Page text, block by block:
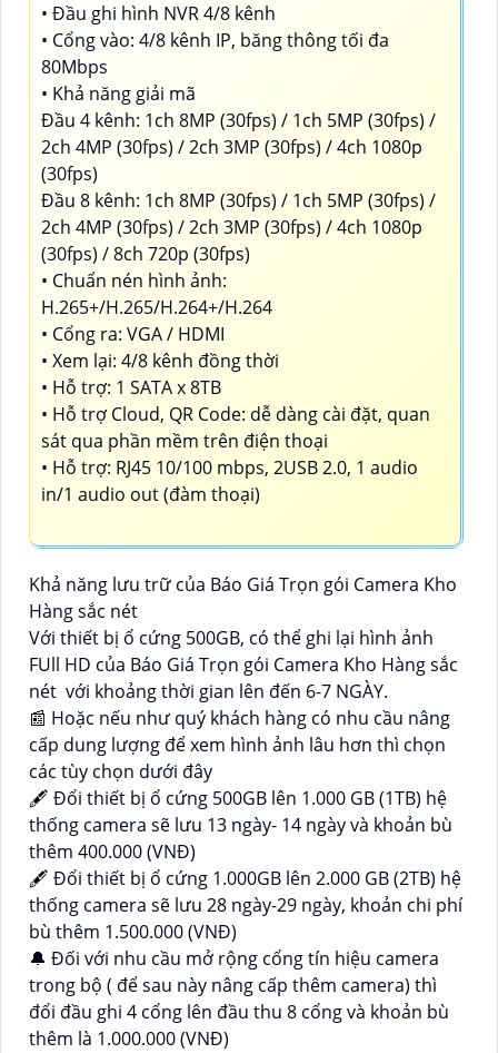
• Đầu ghi hình NVR 4/8 kênh
• Cổng vào: 4/8 kênh IP, băng thông tối đa
80Mbps
• Khả năng giải mã
Đầu 4 kênh: 1ch 8MP (30fps) / 1ch 5MP (30fps) /
2ch 4MP (30fps) / 2ch 3MP (30fps) / 4ch 1080p
(30fps)
Đầu 8 kênh: 1ch 8MP (30fps) / 1ch 5MP (30fps) /
2ch 4MP (30fps) / 2ch 3MP (30fps) / 4ch 1080p
(30fps) / 8ch 720p (30fps)
• Chuẩn nén hình ảnh:
H.265+/H.265/H.264+/H.264
• Cổng ra: VGA / HDMI
• Xem lại: 4/8 kênh đồng thời
• Hỗ trợ: 1 SATA x 8TB
• Hỗ trợ Cloud, QR Code: dễ dàng cài đặt, quan
sát qua phần mềm trên điện thoại
• Hỗ trợ: RJ45 10/100 mbps, 2USB 2.0, 1 audio
in/1 audio out (đàm thoại)
Khả năng lưu trữ của Báo Giá Trọn gói Camera Kho
Hàng sắc nét
Với thiết bị ổ cứng 500GB, có thể ghi lại hình ảnh
FUll HD của Báo Giá Trọn gói Camera Kho Hàng sắc
nét với khoảng thời gian lên đến 6-7 NGÀY.
📰 Hoặc nếu như quý khách hàng có nhu cầu nâng
cấp dung lượng để xem hình ảnh lâu hơn thì chọn
các tùy chọn dưới đây
🖋 Đổi thiết bị ổ cứng 500GB lên 1.000 GB (1TB) hệ
thống camera sẽ lưu 13 ngày- 14 ngày và khoản bù
thêm 400.000 (VNĐ)
🖋 Đổi thiết bị ổ cứng 1.000GB lên 2.000 GB (2TB) hệ
thống camera sẽ lưu 28 ngày-29 ngày, khoản chi phí
bù thêm 1.500.000 (VNĐ)
🔔 Đối với nhu cầu mở rộng cổng tín hiệu camera
trong bộ ( để sau này nâng cấp thêm camera) thì
đổi đầu ghi 4 cổng lên đầu thu 8 cổng và khoản bù
thêm là 1.000.000 (VNĐ)